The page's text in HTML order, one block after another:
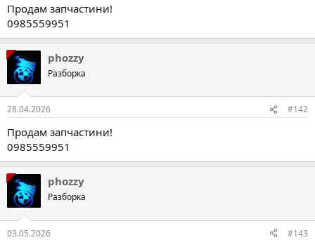
Продам запчастини!
0985559951
phozzy
Разборка
28.04.2026 #142
Продам запчастини!
0985559951
phozzy
Разборка
03.05.2026 #143